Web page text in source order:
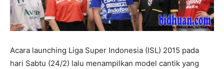
Acara launching Liga Super Indonesia (ISL) 2015 pada
hari Sabtu (24/2) lalu menampilkan model cantik yang